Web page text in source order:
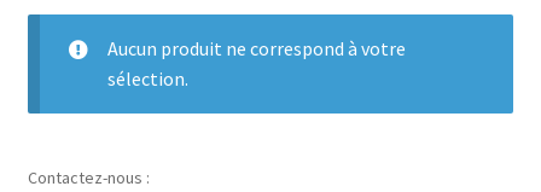
Aucun produit ne correspond à votre
sélection.
Contactez-nous :